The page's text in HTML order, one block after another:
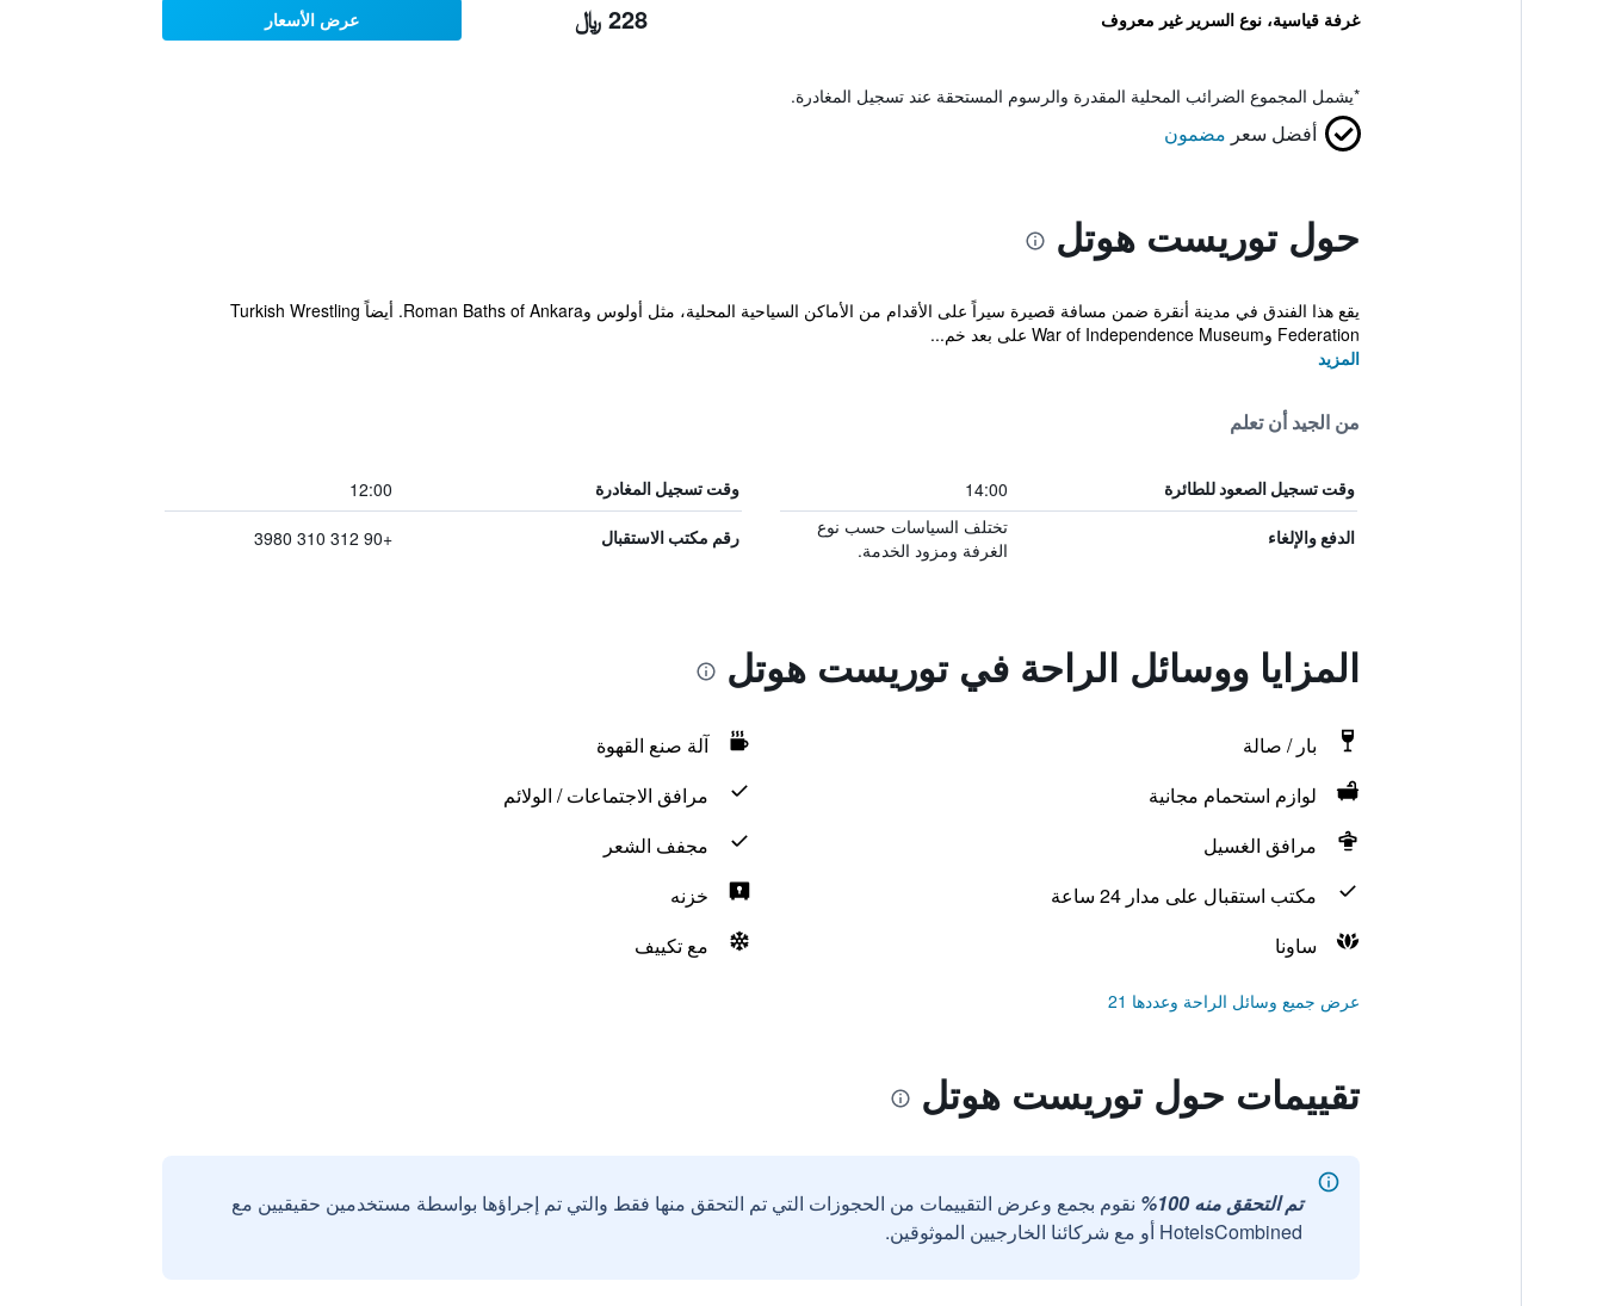
غرفة قياسية، نوع السرير غير معروف 228 ﷼ عرض الأسعار
*يشمل المجموع الضرائب المحلية المقدرة والرسوم المستحقة عند تسجيل المغادرة.
أفضل سعر مضمون
حول توريست هوتل
يقع هذا الفندق في مدينة أنقرة ضمن مسافة قصيرة سيراً على الأقدام من الأماكن السياحية المحلية، مثل أولوس وRoman Baths of Ankara. أيضاً Turkish Wrestling
Federation وWar of Independence Museum على بعد خم...
المزيد
من الجيد أن تعلم
وقت تسجيل الصعود للطائرة 14:00 وقت تسجيل المغادرة 12:00
الدفع والإلغاء
تختلف السياسات حسب نوع
الغرفة ومزود الخدمة.
رقم مكتب الاستقبال +90 312 310 3980
المزايا ووسائل الراحة في توريست هوتل
بار / صالة
آلة صنع القهوة
لوازم استحمام مجانية
مرافق الاجتماعات / الولائم
مرافق الغسيل
مجفف الشعر
مكتب استقبال على مدار 24 ساعة
خزنه
ساونا
مع تكييف
عرض جميع وسائل الراحة وعددها 21
تقييمات حول توريست هوتل
تم التحقق منه 100%
نقوم بجمع وعرض التقييمات من الحجوزات التي تم التحقق منها فقط والتي تم إجراؤها بواسطة مستخدمين حقيقيين مع
HotelsCombined أو مع شركائنا الخارجيين الموثوقين.